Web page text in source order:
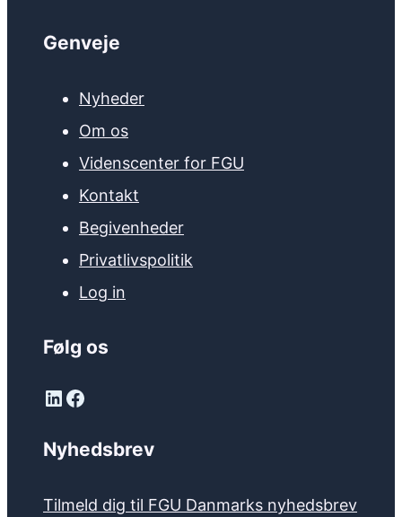
Genveje
Nyheder
Om os
Videnscenter for FGU
Kontakt
Begivenheder
Privatlivspolitik
Log in
Følg os
LinkedIn
Facebook
Nyhedsbrev
Tilmeld dig til FGU Danmarks nyhedsbrev